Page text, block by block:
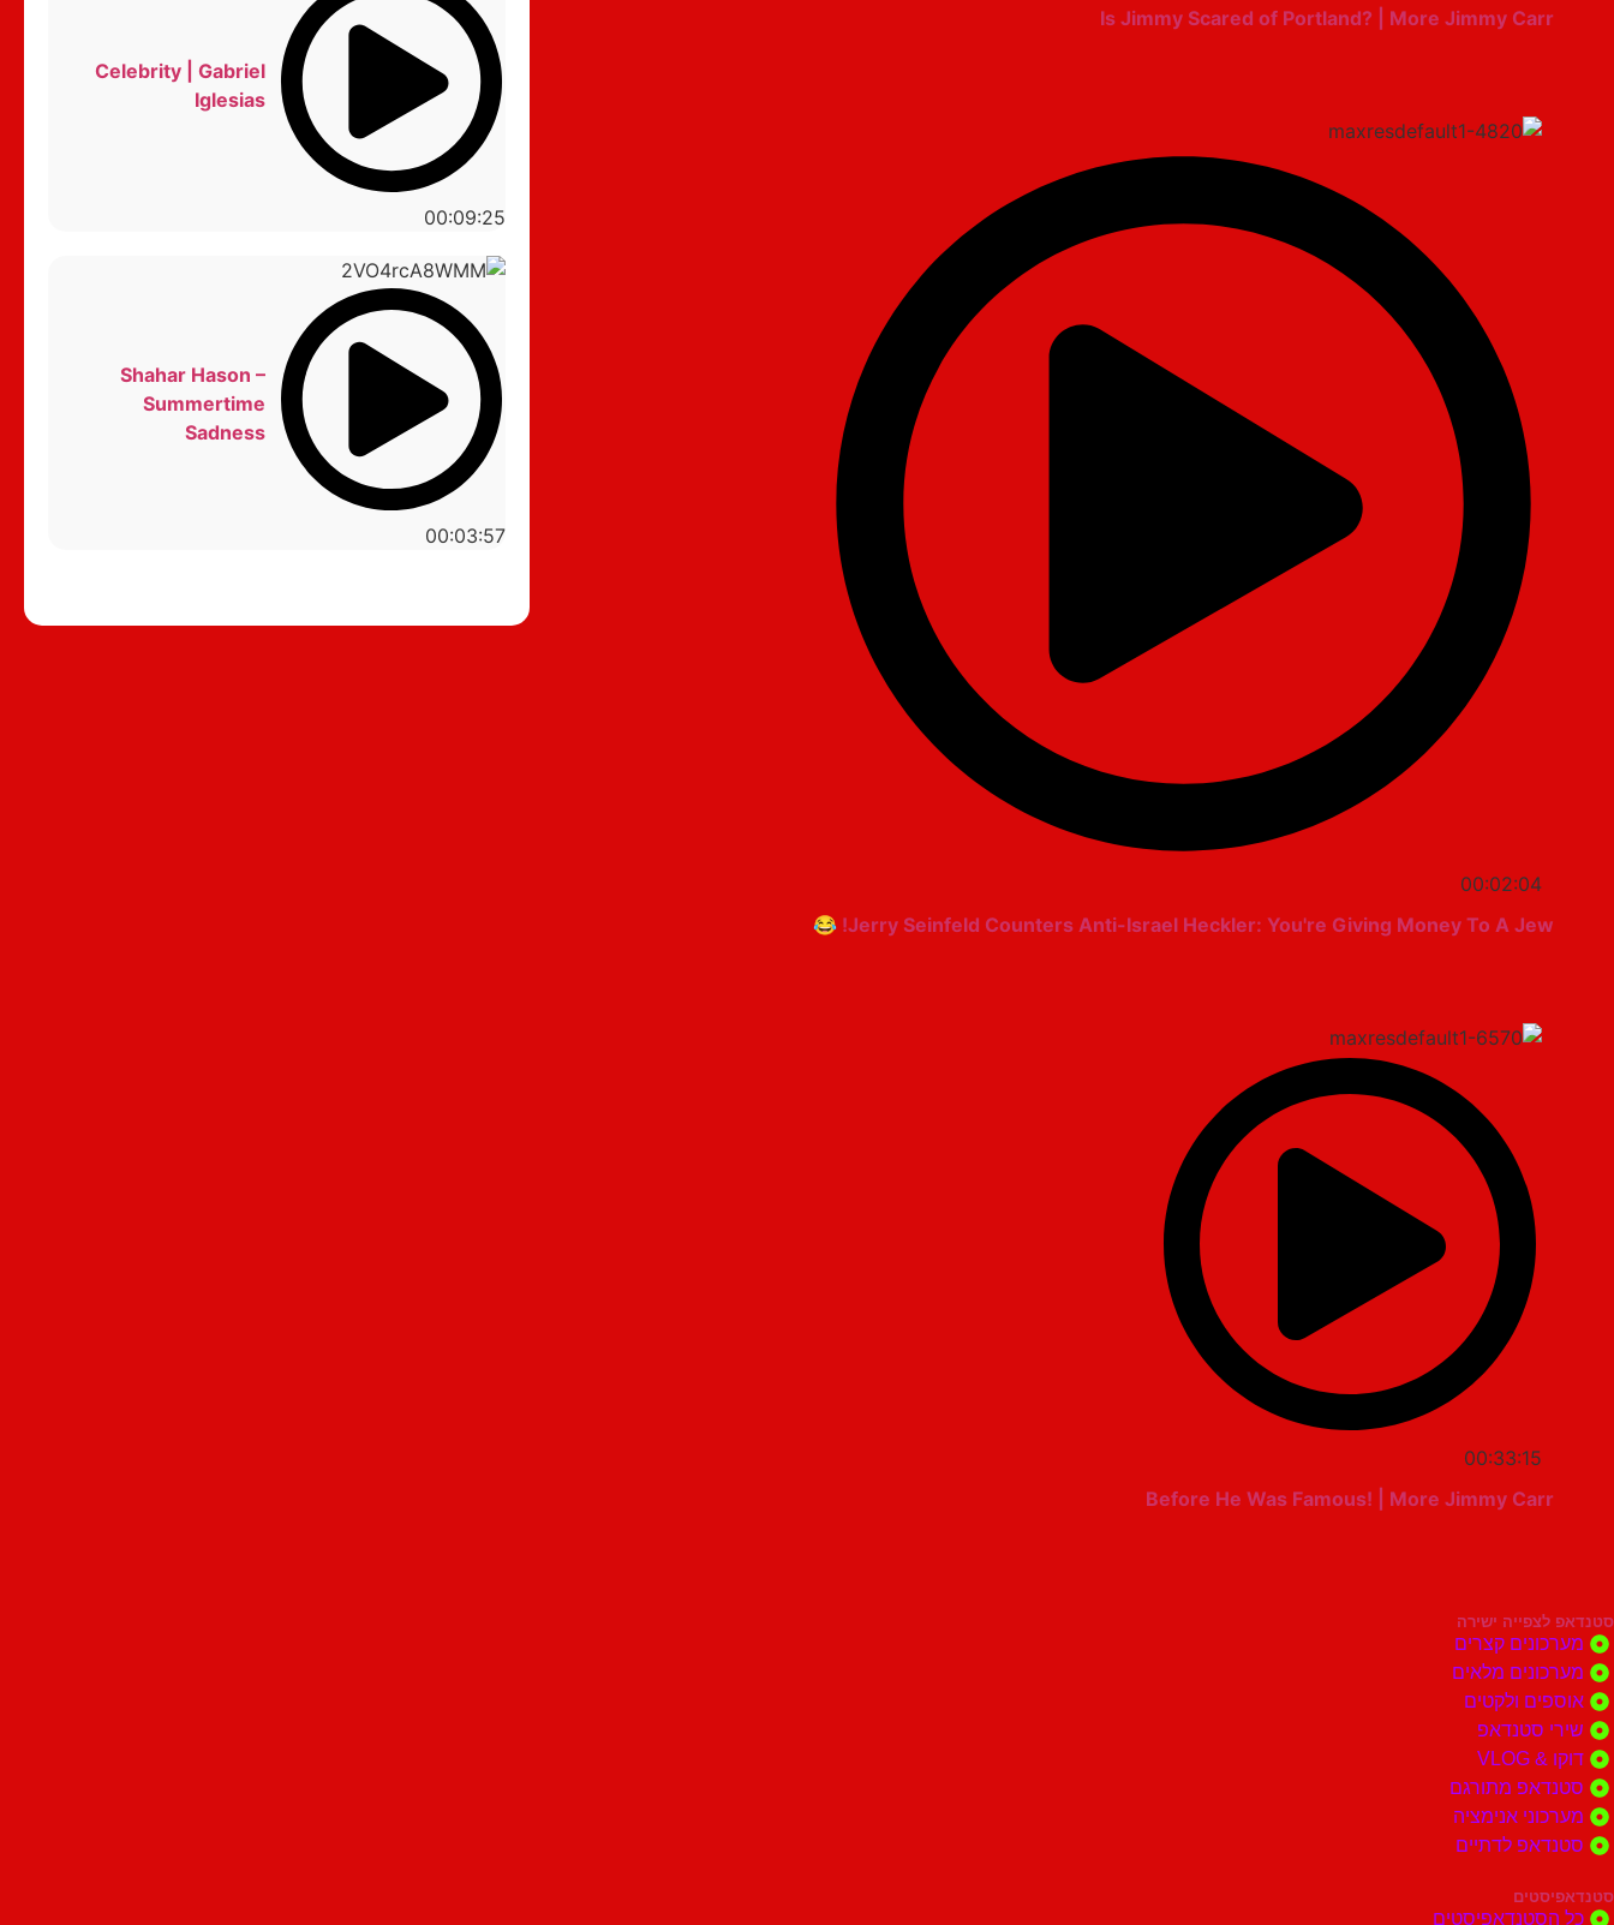
Is Jimmy Scared of Portland? | More Jimmy Carr
00:02:04
Jerry Seinfeld Counters Anti-Israel Heckler: You're Giving Money To A Jew! 😂
00:33:15
Before He Was Famous! | More Jimmy Carr
00:09:25
Celebrity | Gabriel
Iglesias
00:03:57
Shahar Hason –
Summertime
Sadness
סטנדאפ לצפייה ישירה
מערכונים קצרים
מערכונים מלאים
אוספים ולקטים
שירי סטנדאפ
דוקו & VLOG
סטנדאפ מתורגם
מערכוני אנימציה
סטנדאפ לדתיים
סטנדאפיסטים
כל הסטנדאפיסטים